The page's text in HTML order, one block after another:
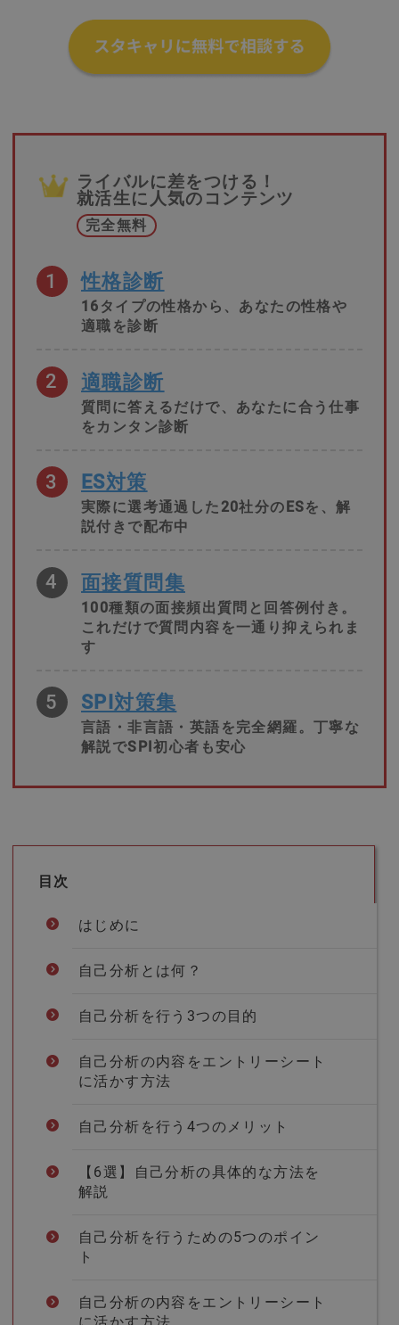
ライバルに差をつける！
就活生に人気のコンテンツ
完全無料
1 性格診断
16タイプの性格から、あなたの性格や
適職を診断
2 適職診断
質問に答えるだけで、あなたに合う仕事
をカンタン診断
3 ES対策
実際に選考通過した20社分のESを、解
説付きで配布中
4 面接質問集
100種類の面接頻出質問と回答例付き。
これだけで質問内容を一通り抑えられま
す
5 SPI対策集
言語・非言語・英語を完全網羅。丁寧な
解説でSPI初心者も安心
目次
はじめに
自己分析とは何？
自己分析を行う3つの目的
自己分析の内容をエントリーシート
に活かす方法
自己分析を行う4つのメリット
【6選】自己分析の具体的な方法を
解説
自己分析を行うための5つのポイン
ト
自己分析の内容をエントリーシート